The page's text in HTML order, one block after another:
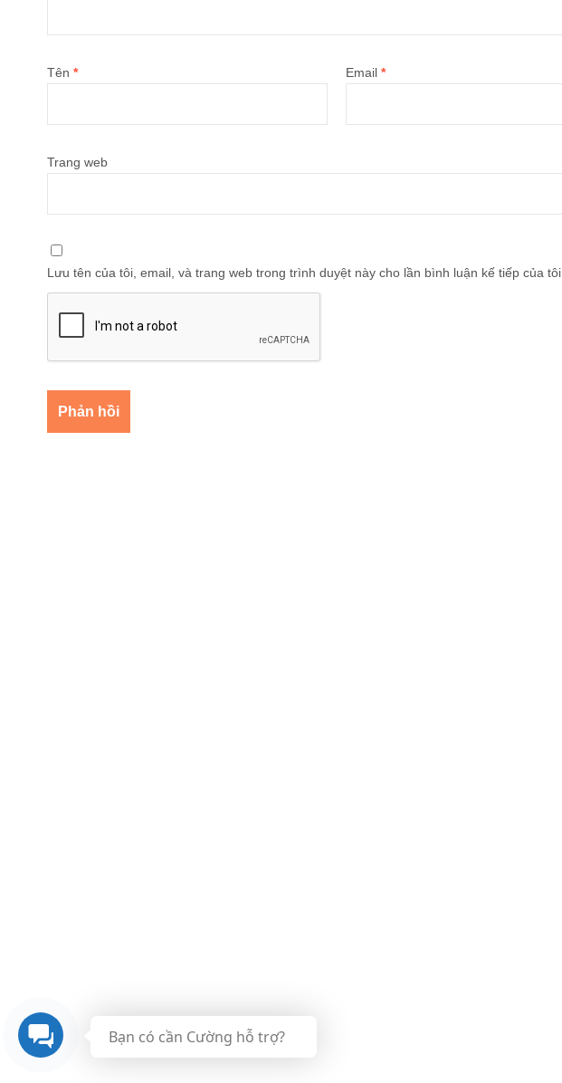
Tên * Email *
Trang web
Lưu tên của tôi, email, và trang web trong trình duyệt này cho lần bình luận kế tiếp của tôi.
Bạn có cần Cường hỗ trợ?